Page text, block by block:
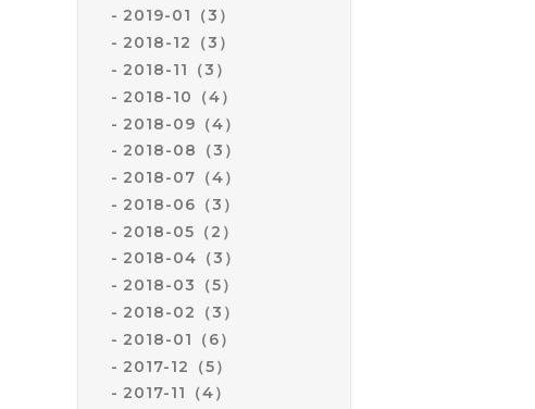
2019-01（3）
2018-12（3）
2018-11（3）
2018-10（4）
2018-09（4）
2018-08（3）
2018-07（4）
2018-06（3）
2018-05（2）
2018-04（3）
2018-03（5）
2018-02（3）
2018-01（6）
2017-12（5）
2017-11（4）